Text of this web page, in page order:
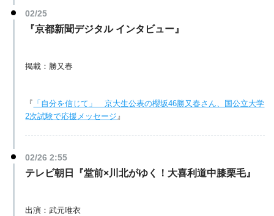
02/25
『京都新聞デジタル インタビュー』
掲載：勝又春
『 「自分を信じて」 京大生公表の櫻坂46勝又春さん、国公立大学
2次試験で応援メッセージ 』
02/26 2:55
テレビ朝日『堂前×川北がゆく！大喜利道中膝栗毛』
出演：武元唯衣